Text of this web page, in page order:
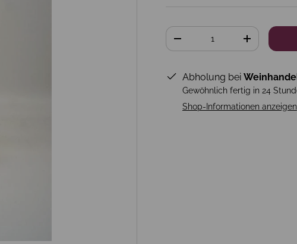
Anzahl
+
Abholung bei
Gewöhnlich fertig in 24
Shop-Informationen anzeigen